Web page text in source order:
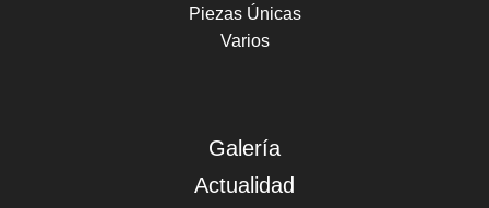
Piezas Únicas
Varios
Galería
Actualidad